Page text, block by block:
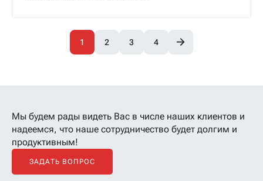
1 2 3 4
Мы будем рады видеть Вас в числе наших клиентов и
надеемся, что наше сотрудничество будет долгим и
продуктивным!
ЗАДАТЬ ВОПРОС